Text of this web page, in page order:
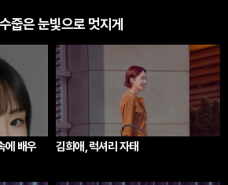
줍은 눈빛으로 멋지게
에 배우
김희애, 럭셔리 자태